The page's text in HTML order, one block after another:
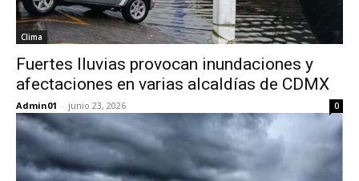
Clima
Fuertes lluvias provocan inundaciones y
afectaciones en varias alcaldías de CDMX
Admin01 - junio 23, 2026 0